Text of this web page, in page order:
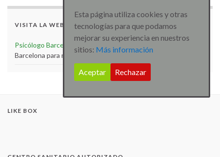
VISITA LA WEB
Psicólogo Barcelona
Visita la web de Psicólogo especialista
Barcelona para más artículos e información
LIKE BOX
Esta página utiliza cookies y otras
tecnologías para que podamos
mejorar su experiencia en nuestros
sitios: Más información
Aceptar Rechazar